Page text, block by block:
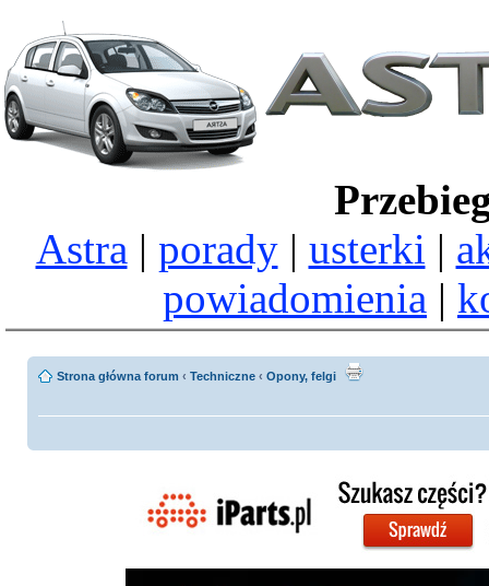
Astra | porady| usterki |
powiadomienia |
Strona główna forum ‹ Techniczne ‹ Opony, felgi